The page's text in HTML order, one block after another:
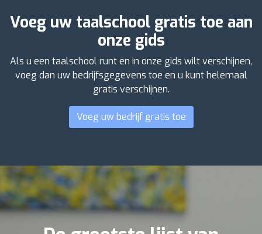
Voeg uw taalschool gratis toe aan
onze gids
Als u een taalschool runt en in onze gids wilt verschijnen,
voeg dan uw bedrijfsgegevens toe en u kunt helemaal
gratis verschijnen.
Voeg uw bedrijf gratis toe